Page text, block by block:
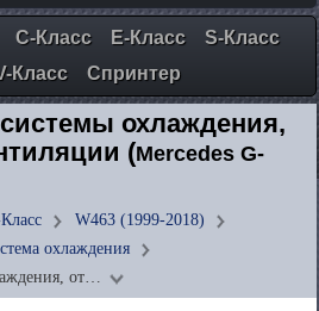
C-Класс E-Класс
S-Класс
Класс Спринтер
охлаждения,
(Mercedes G-
W463 (1999-2018)
охлаждения
от…